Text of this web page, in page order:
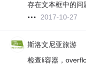
存在文本框中的问
2017-10-27
斯洛文尼亚旅游
检查li容器，